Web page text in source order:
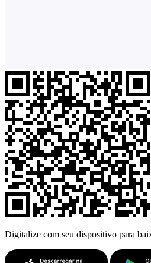
Digitalize com seu dispositivo para